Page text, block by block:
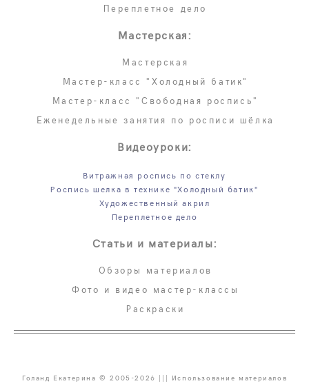
Переплетное дело
Мастерская:
Мастерская
Мастер-класс "Холодный батик"
Мастер-класс "Свободная роспись"
Еженедельные занятия по росписи шёлка
Видеоуроки:
Витражная роспись по стеклу
Роспись шелка в технике "Холодный батик"
Художественный акрил
Переплетное дело
Статьи и материалы:
Обзоры материалов
Фото и видео мастер-классы
Раскраски
Голанд Екатерина © 2005-2026 ||| Использование материалов